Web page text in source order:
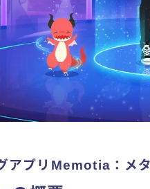
アプリMemotia：メ